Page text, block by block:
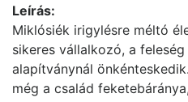
Leírás:
Miklósiék irigylésre méltó
sikeres vállalkozó, a
alapítványnál
még a család